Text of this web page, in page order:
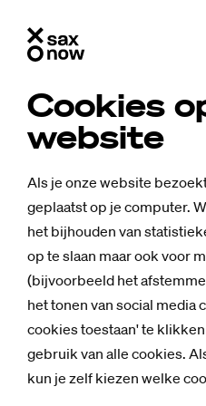
Cookies
website
Als je onze website
geplaatst op je computer.
het bijhouden van
op te slaan maar ook voor
(bijvoorbeeld het
het tonen van social media
cookies toestaan' te
gebruik van alle cookies.
kun je zelf kiezen welke